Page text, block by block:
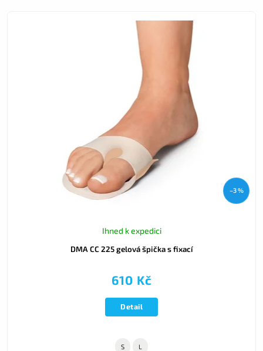
–3 %
DMA CC 225 gelová špička s fixací
Ihned k expedici
610 Kč
Detail
S L